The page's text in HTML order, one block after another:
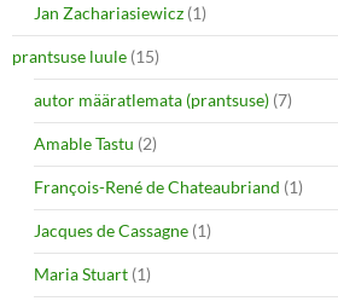
Jan Zachariasiewicz (1)
prantsuse luule (15)
autor määratlemata (prantsuse) (7)
Amable Tastu (2)
François-René de Chateaubriand (1)
Jacques de Cassagne (1)
Maria Stuart (1)